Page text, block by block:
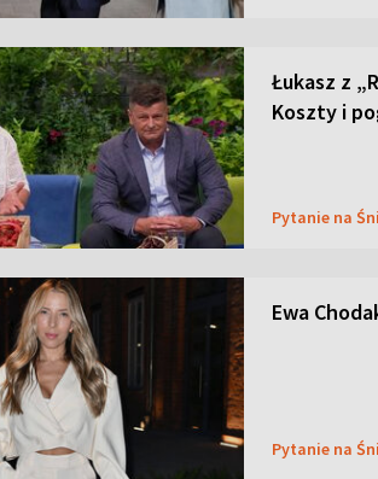
Łukasz z
Koszty i
Pytanie na
Ewa
Pytanie na